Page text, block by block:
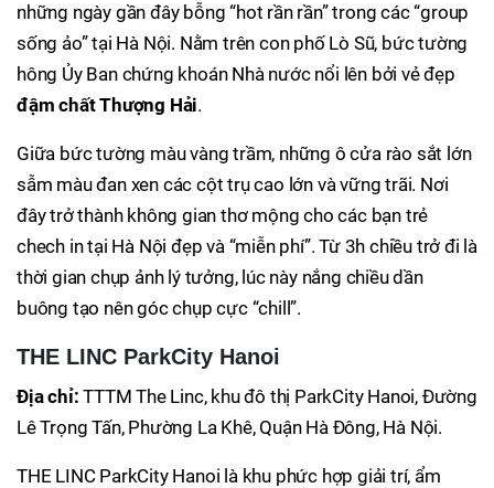
những ngày gần đây bỗng “hot rần rần” trong các “group
sống ảo” tại Hà Nội. Nằm trên con phố Lò Sũ, bức tường
hông Ủy Ban chứng khoán Nhà nước nổi lên bởi vẻ đẹp
đậm chất Thượng Hải.
Giữa bức tường màu vàng trầm, những ô cửa rào sắt lớn
sẫm màu đan xen các cột trụ cao lớn và vững trãi. Nơi
đây trở thành không gian thơ mộng cho các bạn trẻ
chech in tại Hà Nội đẹp và “miễn phí”. Từ 3h chiều trở đi là
thời gian chụp ảnh lý tưởng, lúc này nắng chiều dần
buông tạo nên góc chụp cực “chill”.
THE LINC ParkCity Hanoi
Địa chỉ: TTTM The Linc, khu đô thị ParkCity Hanoi, Đường
Lê Trọng Tấn, Phường La Khê, Quận Hà Đông, Hà Nội.
THE LINC ParkCity Hanoi là khu phức hợp giải trí, ẩm